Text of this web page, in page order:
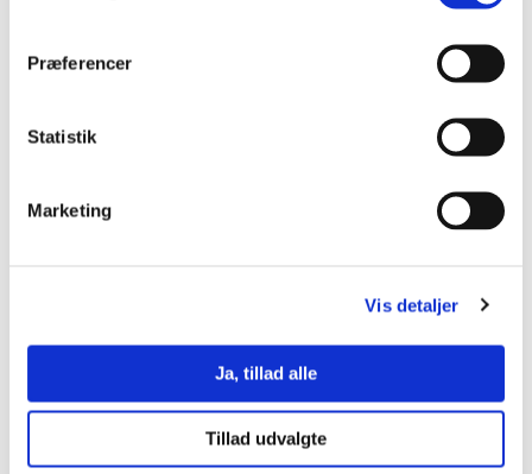
Præferencer
Statistik
Marketing
Vis detaljer
Ja, tillad alle
Tillad udvalgte
02.07.2026